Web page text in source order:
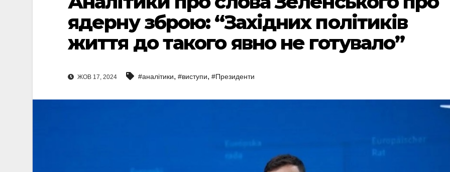
ядерну зброю: “Західних політиків
життя до такого явно не готувало”
ЖОВ 17, 2024 #аналітики, #виступи, #Президенти